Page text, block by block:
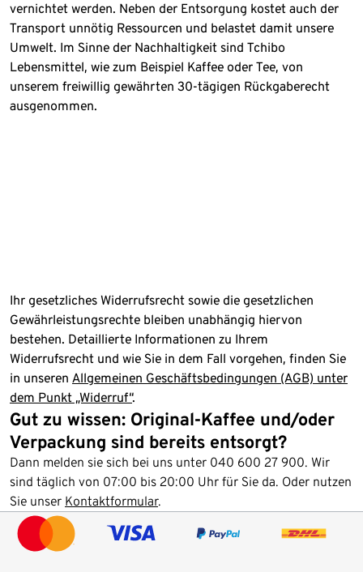
vernichtet werden. Neben der Entsorgung kostet auch der
Transport unnötig Ressourcen und belastet damit unsere
Umwelt. Im Sinne der Nachhaltigkeit sind Tchibo
Lebensmittel, wie zum Beispiel Kaffee oder Tee, von
unserem freiwillig gewährten 30-tägigen Rückgaberecht
ausgenommen.
Ihr gesetzliches Widerrufsrecht sowie die gesetzlichen
Gewährleistungsrechte bleiben unabhängig hiervon
bestehen. Detaillierte Informationen zu Ihrem
Widerrufsrecht und wie Sie in dem Fall vorgehen, finden Sie
in unseren Allgemeinen Geschäftsbedingungen (AGB) unter
dem Punkt „Widerruf“​.
Gut zu wissen: Original-Kaffee und/oder
Verpackung sind bereits entsorgt?
Dann melden sie sich bei uns unter 040 600 27 900. Wir
sind täglich von 07:00 bis 20:00 Uhr für Sie da. Oder nutzen
Sie unser Kontaktformular.